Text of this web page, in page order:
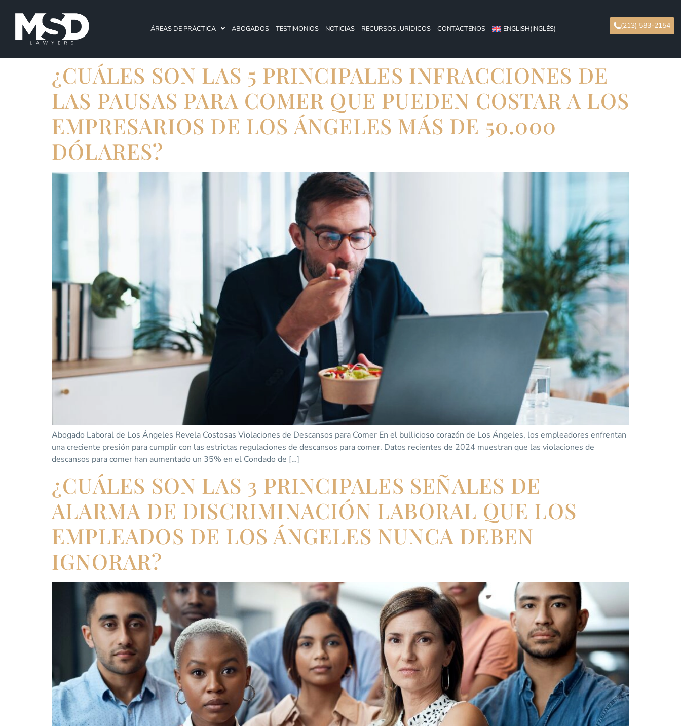
ÁREAS DE PRÁCTICA ABOGADOS TESTIMONIOS NOTICIAS RECURSOS JURÍDICOS CONTÁCTENOS ENGLISH(INGLÉS) (213) 583-2154
¿CUÁLES SON LAS 5 PRINCIPALES INFRACCIONES DE
LAS PAUSAS PARA COMER QUE PUEDEN COSTAR A LOS
EMPRESARIOS DE LOS ÁNGELES MÁS DE 50.000
DÓLARES?
Abogado Laboral de Los Ángeles Revela Costosas Violaciones de Descansos para Comer En el bullicioso corazón de Los Ángeles, los empleadores enfrentan
una creciente presión para cumplir con las estrictas regulaciones de descansos para comer. Datos recientes de 2024 muestran que las violaciones de
descansos para comer han aumentado un 35% en el Condado de […]
¿CUÁLES SON LAS 3 PRINCIPALES SEÑALES DE
ALARMA DE DISCRIMINACIÓN LABORAL QUE LOS
EMPLEADOS DE LOS ÁNGELES NUNCA DEBEN
IGNORAR?